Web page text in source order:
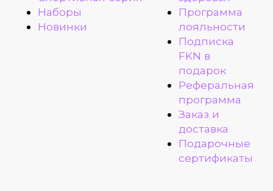
Наборы
Новинки
Программа
лояльности
Подписка
FKN в
подарок
Реферальная
программа
Заказ и
доставка
Подарочные
сертификаты